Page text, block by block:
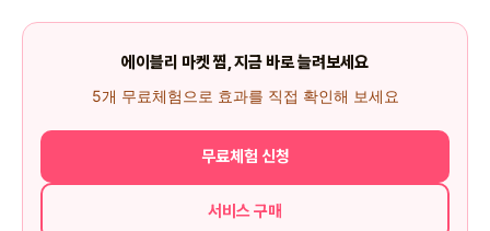
에이블리 마켓 찜, 지금 바로 늘려보세요
5개 무료체험으로 효과를 직접 확인해 보세요
무료체험 신청
서비스 구매